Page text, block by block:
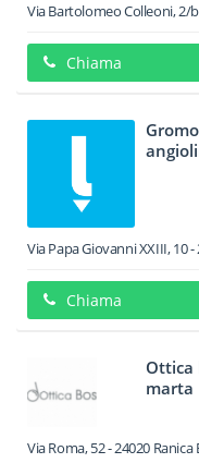
Via Bartolomeo Colleoni, 2/b
Chiama
Via Papa Giovanni XXIII, 10-
Chiama
Ottica
marta
Via Roma, 52-24020 Ranica